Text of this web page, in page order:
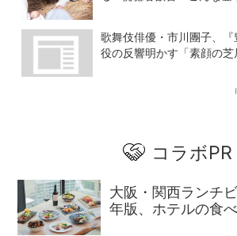
歌舞伎俳優・市川團子、
役の反響明かす「素顔の芝
コラボPR
大阪・関西ランチ
年版、ホテルの食